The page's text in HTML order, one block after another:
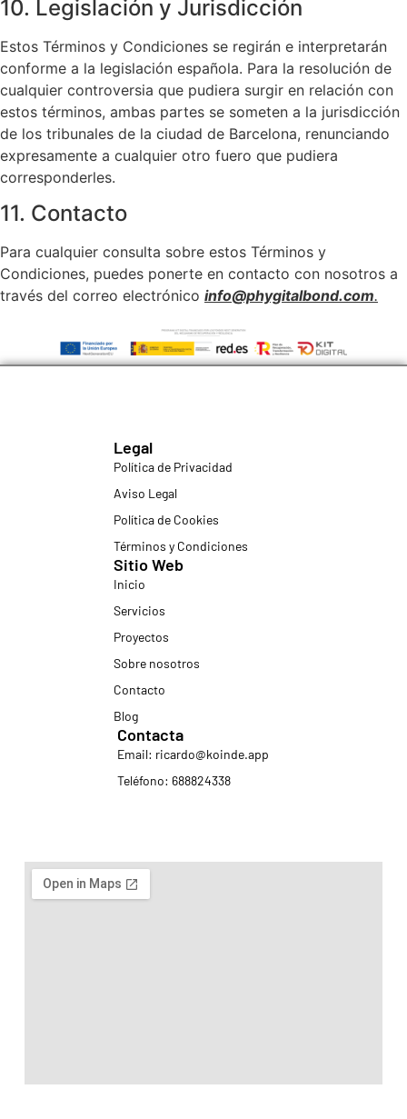
10. Legislación y Jurisdicción
Estos Términos y Condiciones se regirán e interpretarán
conforme a la legislación española. Para la resolución de
cualquier controversia que pudiera surgir en relación con
estos términos, ambas partes se someten a la jurisdicción
de los tribunales de la ciudad de Barcelona, renunciando
expresamente a cualquier otro fuero que pudiera
corresponderles.
11. Contacto
Para cualquier consulta sobre estos Términos y
Condiciones, puedes ponerte en contacto con nosotros a
través del correo electrónico info@phygitalbond.com.
Legal
Política de Privacidad
Aviso Legal
Política de Cookies
Términos y Condiciones
Sitio Web
Inicio
Servicios
Proyectos
Sobre nosotros
Contacto
Blog
Contacta
Email: ricardo@koinde.app
Teléfono: 688824338